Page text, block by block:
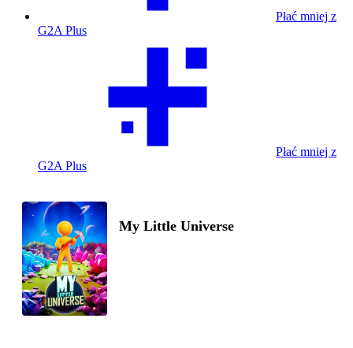
Płać mniej z
G2A Plus
Płać mniej z
G2A Plus
My Little Universe